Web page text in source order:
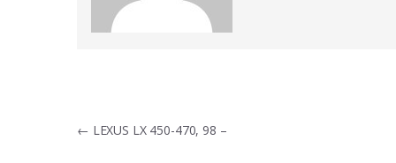
Navigacija
← LEXUS LX 450-470, 98 –